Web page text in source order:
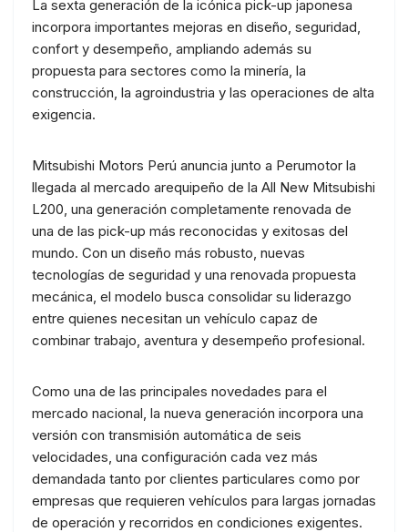
La sexta generación de la icónica pick-up japonesa
incorpora importantes mejoras en diseño, seguridad,
confort y desempeño, ampliando además su
propuesta para sectores como la minería, la
construcción, la agroindustria y las operaciones de alta
exigencia.
Mitsubishi Motors Perú anuncia junto a Perumotor la
llegada al mercado arequipeño de la All New Mitsubishi
L200, una generación completamente renovada de
una de las pick-up más reconocidas y exitosas del
mundo. Con un diseño más robusto, nuevas
tecnologías de seguridad y una renovada propuesta
mecánica, el modelo busca consolidar su liderazgo
entre quienes necesitan un vehículo capaz de
combinar trabajo, aventura y desempeño profesional.
Como una de las principales novedades para el
mercado nacional, la nueva generación incorpora una
versión con transmisión automática de seis
velocidades, una configuración cada vez más
demandada tanto por clientes particulares como por
empresas que requieren vehículos para largas jornadas
de operación y recorridos en condiciones exigentes.